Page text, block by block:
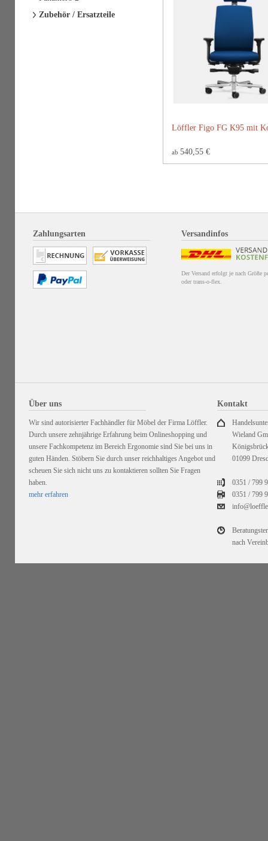
Löffler Figo FG K95 mit
ab 540,55 €
Zubehör / Ersatzteile
Zahlungsarten Versandinfos
Der Versand erfolgt je nach Größe
oder trans-o-flex.
Über uns
Wir sind autorisierter Fachhändler für Möbel der Firma Löffler.
Durch unsere zehnjährige Erfahrung beim Onlineshopping und
unsere Fachkompetenz im Bereich Ergonomie sind Sie bei uns in
guten Händen. Stöbern Sie durch unser reichhaltiges Angebot und
scheuen Sie sich nicht uns zu kontaktieren sollten Sie Fragen
haben.
mehr erfahren
Kontakt
Wieland
01099
0351 / 799
0351 /799
nach